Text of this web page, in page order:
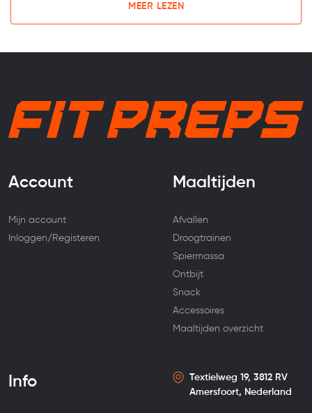
MEER LEZEN
Account
Mijn account
Inloggen/Registeren
Maaltijden
Afvallen
Droogtrainen
Spiermassa
Ontbijt
Snack
Accessoires
Maaltijden overzicht
Info
Textielweg 19, 3812 RV
Amersfoort, Nederland